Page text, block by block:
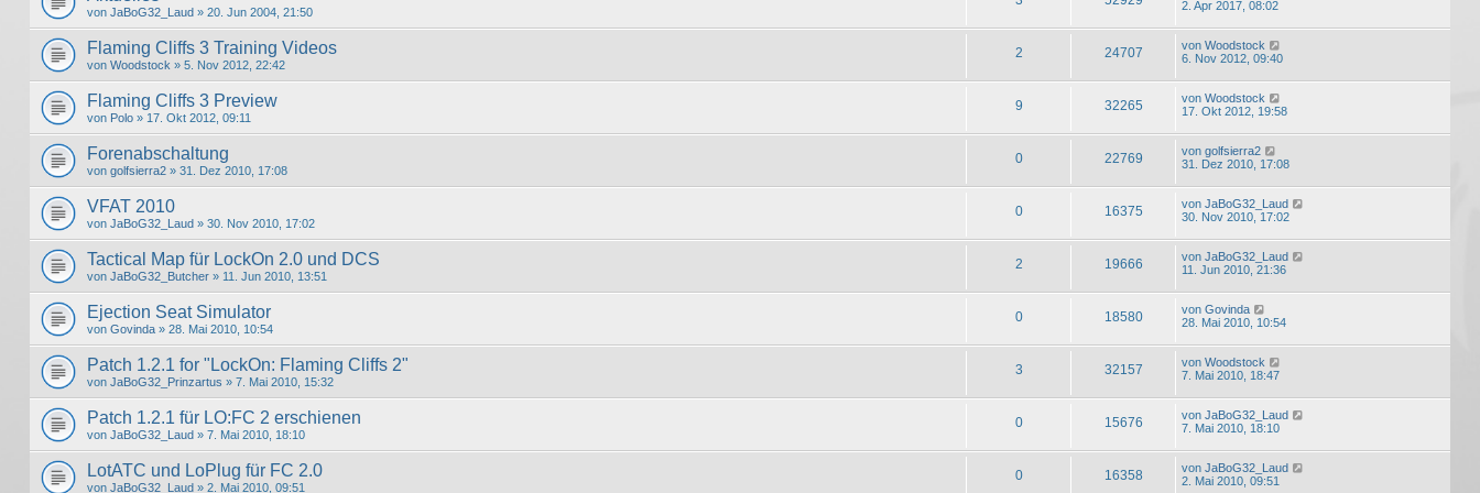
von JaBoG32_Laud » 20. Jun 2004, 21:50 2. Apr 2017, 08:02
Flaming Cliffs 3 Training Videos
von Woodstock » 5. Nov 2012, 22:42
2 24707 von Woodstock
6. Nov 2012, 09:40
Flaming Cliffs 3 Preview
von Polo » 17. Okt 2012, 09:11
9 32265 von Woodstock
17. Okt 2012, 19:58
Forenabschaltung
von golfsierra2 » 31. Dez 2010, 17:08
0 22769 von golfsierra2
31. Dez 2010, 17:08
VFAT 2010
von JaBoG32_Laud » 30. Nov 2010, 17:02
0 16375 von JaBoG32_Laud
30. Nov 2010, 17:02
Tactical Map für LockOn 2.0 und DCS
von JaBoG32_Butcher » 11. Jun 2010, 13:51
2 19666 von JaBoG32_Laud
11. Jun 2010, 21:36
Ejection Seat Simulator
von Govinda » 28. Mai 2010, 10:54
0 18580 von Govinda
28. Mai 2010, 10:54
Patch 1.2.1 for "LockOn: Flaming Cliffs 2"
von JaBoG32_Prinzartus » 7. Mai 2010, 15:32
3 32157 von Woodstock
7. Mai 2010, 18:47
Patch 1.2.1 für LO:FC 2 erschienen
von JaBoG32_Laud » 7. Mai 2010, 18:10
0 15676 von JaBoG32_Laud
7. Mai 2010, 18:10
LotATC und LoPlug für FC 2.0
von JaBoG32_Laud » 2. Mai 2010, 09:51
0 16358 von JaBoG32_Laud
2. Mai 2010, 09:51